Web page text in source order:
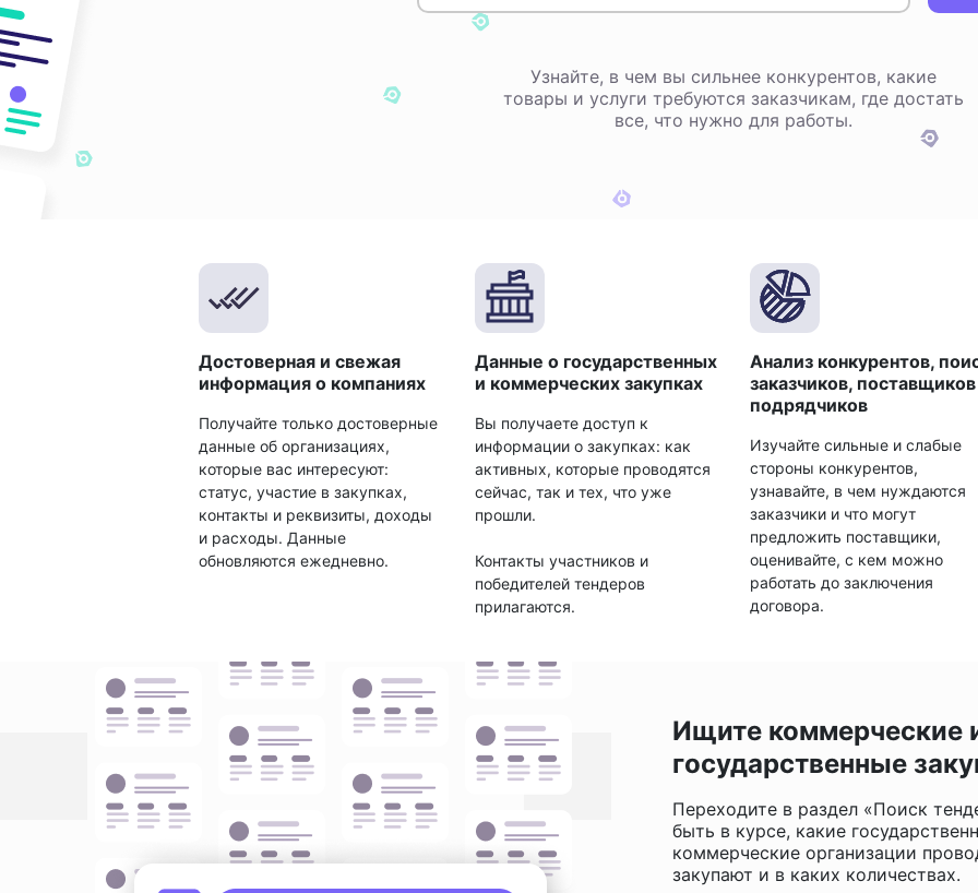
Узнайте, в чем вы сильнее конкурентов, какие
товары и услуги требуются заказчикам, где достать
все, что нужно для работы.
Достоверная и свежая
информация о компаниях
Получайте только достоверные
данные об организациях,
которые вас интересуют:
статус, участие в закупках,
контакты и реквизиты, доходы
и расходы. Данные
обновляются ежедневно.
Данные о государственных
и коммерческих закупках
Вы получаете доступ к
информации о закупках: как
активных, которые проводятся
сейчас, так и тех, что уже
прошли.
Контакты участников и
победителей тендеров
прилагаются.
Анализ конкурентов,
заказчиков,
подрядчиков
Изучайте сильные и слабые
стороны конкурентов,
узнавайте, в чем нуждаются
заказчики и что могут
предложить поставщики,
оценивайте, с кем можно
работать до заключения
договора.
Ищите коммерческие
государственные
Переходите в раздел «Поиск
быть в курсе, какие
коммерческие организации
закупают и в каких количествах.